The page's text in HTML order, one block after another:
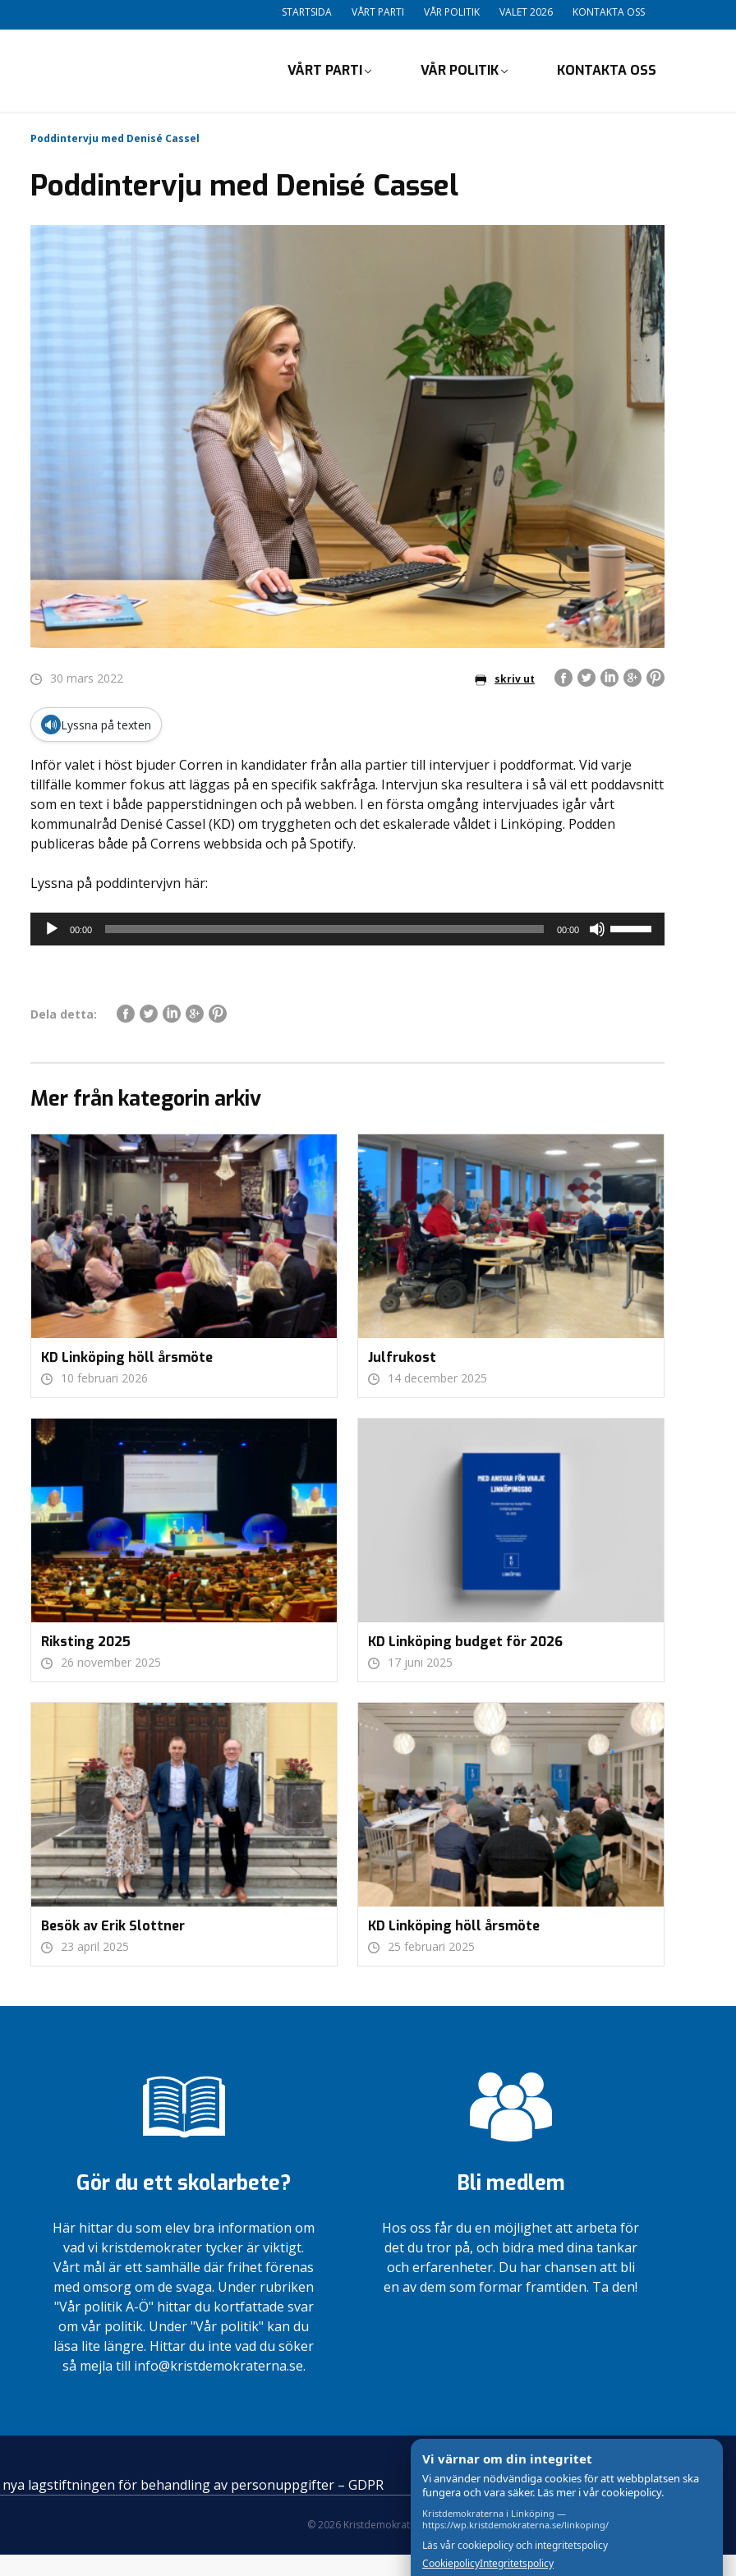
STARTSIDA VÅRT PARTI VÅR POLITIK VALET 2026 KONTAKTA OSS
VÅRT PARTI VÅR POLITIK KONTAKTA OSS
Poddintervju med Denisé Cassel
Poddintervju med Denisé Cassel
30 mars 2022 skriv ut
🔊 Lyssna på texten
Inför valet i höst bjuder Corren in kandidater från alla partier till intervjuer i poddformat. Vid varje
tillfälle kommer fokus att läggas på en specifik sakfråga. Intervjun ska resultera i så väl ett poddavsnitt
som en text i både papperstidningen och på webben. I en första omgång intervjuades igår vårt
kommunalråd Denisé Cassel (KD) om tryggheten och det eskalerade våldet i Linköping. Podden
publiceras både på Correns webbsida och på Spotify.
Lyssna på poddintervjvn här:
Ljudspelare
00:00 00:00
sänka
Dela detta:
Mer från kategorin arkiv
KD Linköping höll årsmöte
10 februari 2026
Julfrukost
14 december 2025
Riksting 2025
26 november 2025
KD Linköping budget för 2026
17 juni 2025
Besök av Erik Slottner
23 april 2025
KD Linköping höll årsmöte
25 februari 2025
Gör du ett skolarbete?
Här hittar du som elev bra information om
vad vi kristdemokrater tycker är viktigt.
Vårt mål är ett samhälle där frihet förenas
med omsorg om de svaga. Under rubriken
"Vår politik A-Ö" hittar du kortfattade svar
om vår politik. Under "Vår politik" kan du
läsa lite längre. Hittar du inte vad du söker
så mejla till info@kristdemokraterna.se.
Bli medlem
Hos oss får du en möjlighet att arbeta för
det du tror på, och bidra med dina tankar
och erfarenheter. Du har chansen att bli
en av dem som formar framtiden. Ta den!
lagstiftningen för behandling av personuppgifter – GDPR
© 2026 Kristdemokraterna om Cookies Skapad med av wasabiweb
Vi värnar om din integritet
Vi använder nödvändiga cookies för att webbplatsen ska
fungera och vara säker. Läs mer i vår cookiepolicy.
Kristdemokraterna i Linköping —
https://wp.kristdemokraterna.se/linkoping/
Läs vår cookiepolicy och integritetspolicy
CookiepolicyIntegritetspolicy